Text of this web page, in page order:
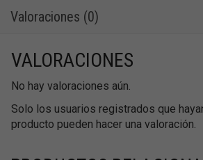
Valoraciones (0)
VALORACIONES
No hay valoraciones aún.
Solo los usuarios registrados que
producto pueden hacer una valoración.